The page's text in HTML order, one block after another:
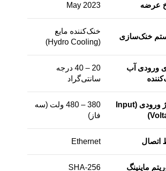
عرضه May 2023
خنک‌سازی
خنک‌کننده مایع
(Hydro Cooling)
ورودی آب
20 – 40 درجه
سانتی‌گراد
ولتاژ ورودی (Input
380 – 480 ولت (سه
فاز)
اتصال Ethernet
ماینینگ SHA-256